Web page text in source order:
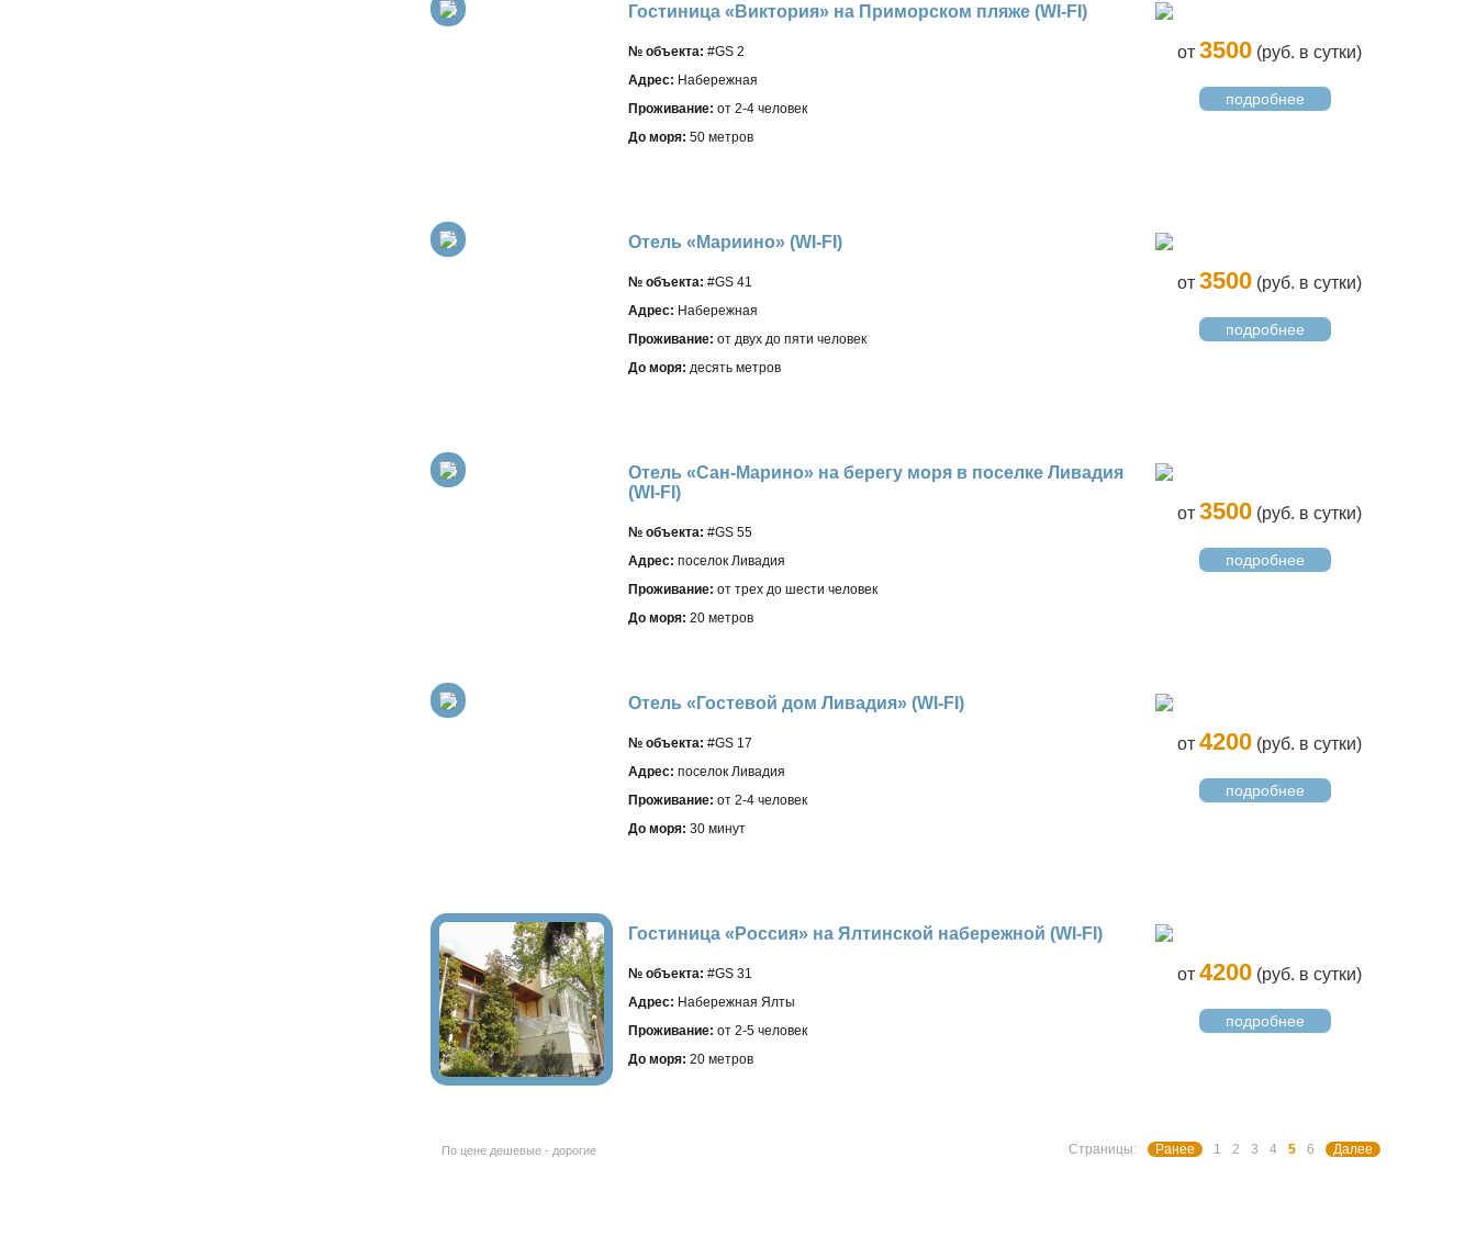
Гостиница «Виктория» на Приморском пляже (WI-FI)
№ объекта: #GS 2
Адрес: Набережная
Проживание: от 2-4 человек
До моря: 50 метров
от 3500 (руб. в сутки)
подробнее
Отель «Мариино» (WI-FI)
№ объекта: #GS 41
Адрес: Набережная
Проживание: от двух до пяти человек
До моря: десять метров
от 3500 (руб. в сутки)
подробнее
Отель «Сан-Марино» на берегу моря в поселке Ливадия
(WI-FI)
№ объекта: #GS 55
Адрес: поселок Ливадия
Проживание: от трех до шести человек
До моря: 20 метров
от 3500 (руб. в сутки)
подробнее
Отель «Гостевой дом Ливадия» (WI-FI)
№ объекта: #GS 17
Адрес: поселок Ливадия
Проживание: от 2-4 человек
До моря: 30 минут
от 4200 (руб. в сутки)
подробнее
Гостиница «Россия» на Ялтинской набережной (WI-FI)
№ объекта: #GS 31
Адрес: Набережная Ялты
Проживание: от 2-5 человек
До моря: 20 метров
от 4200 (руб. в сутки)
подробнее
По цене дешевые - дорогие Страницы: Ранее 1 2 3 4 5 6 Далее